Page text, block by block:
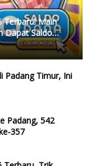
Terbaru! Main
Dapat Saldo
Padang Timur, Ini
Padang, 542
357